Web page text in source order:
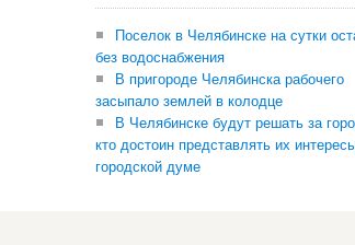
Поселок в Челябинске на сутки
без водоснабжения
В пригороде Челябинска рабочего
засыпало землей в колодце
В Челябинске будут решать за
кто достоин представлять их
городской думе